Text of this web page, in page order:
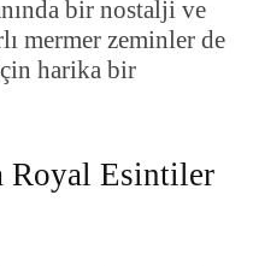
bir nostalji ve
mermer zeminler de
harika bir
Royal Esintiler